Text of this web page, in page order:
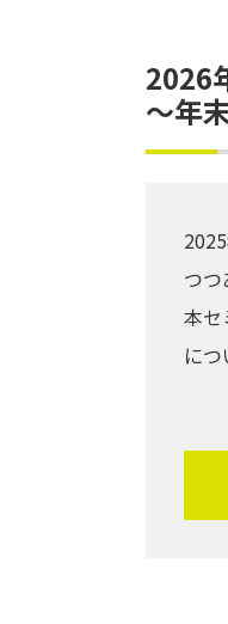
2026
～年
つつ
本セ
につ